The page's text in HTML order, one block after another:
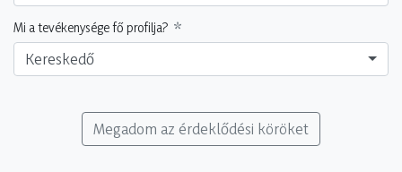
Mi a tevékenysége fő profilja?
Kereskedő
Megadom az érdeklődési köröket